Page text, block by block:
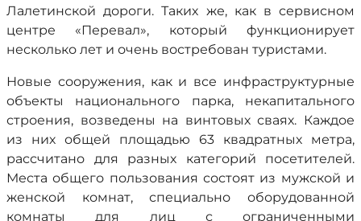
Лалетинской дороги. Таких же, как в сервисном
центре «Перевал», который функционирует
несколько лет и очень востребован туристами.
Новые сооружения, как и все инфраструктурные
объекты национального парка, некапитального
строения, возведены на винтовых сваях. Каждое
из них общей площадью 63 квадратных метра,
рассчитано для разных категорий посетителей.
Места общего пользования состоят из мужской и
женской комнат, специально оборудованной
комнаты для лиц с ограниченными